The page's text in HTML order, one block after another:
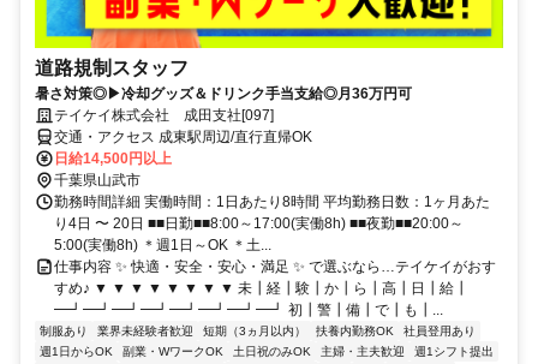
道路規制スタッフ
暑さ対策◎▶冷却グッズ＆ドリンク手当支給◎月36万円可
テイケイ株式会社 成田支社[097]
交通・アクセス 成東駅周辺/直行直帰OK
日給14,500円以上
千葉県山武市
勤務時間詳細 実働時間：1日あたり8時間 平均勤務日数：1ヶ月あた
り4日 〜 20日 ■■日勤■■8:00～17:00(実働8h) ■■夜勤■■20:00～
5:00(実働8h) ＊週1日～OK ＊土...
仕事内容 ✨ 快適・安全・安心・満足 ✨ で選ぶなら…テイケイがおす
すめ♪ ▼ ▼ ▼ ▼ ▼ ▼ ▼ ▼ 未┃経┃験┃か┃ら┃高┃日┃給┃
━┛━┛━┛━┛━┛━┛━┛━┛ 初┃警┃備┃で┃も┃...
制服あり 業界未経験者歓迎 短期（3ヵ月以内） 扶養内勤務OK
社員登用あり
週1日からOK
副業・WワークOK 土日祝のみOK 主婦・主夫歓迎
週1シフト提出